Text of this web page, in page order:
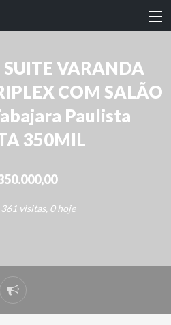
VARANDA
COM SALÃO
Paulista
350MIL
361 visitas, 0 hoje
Denunciar
problema